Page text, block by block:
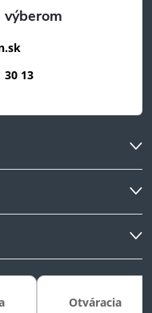
30 13
Otváracia